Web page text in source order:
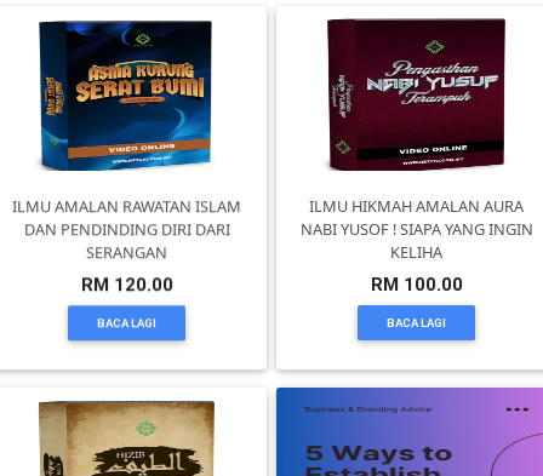
ILMU AMALAN RAWATAN ISLAM
DAN PENDINDING DIRI DARI
SERANGAN
RM 120.00
BACA LAGI
ILMU HIKMAH AMALAN AURA
NABI YUSOF ! SIAPA YANG INGIN
KELIHA
RM 100.00
BACA LAGI
TERENGGANU(12)
SABAH(0)
SARAWAK(2)
JOHOR(8)
MELAKA(53)
PENANG(2)